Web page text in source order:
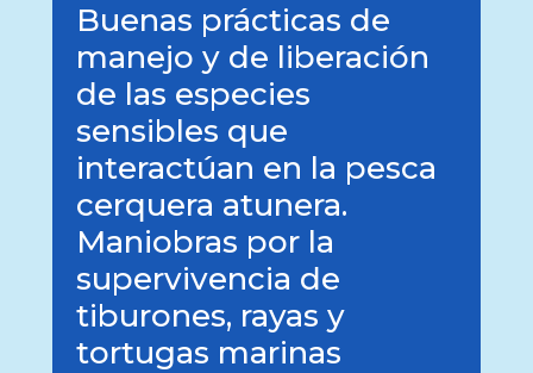
Buenas prácticas de
manejo y de liberación
de las especies
sensibles que
interactúan en la pesca
cerquera atunera.
Maniobras por la
supervivencia de
tiburones, rayas y
tortugas marinas